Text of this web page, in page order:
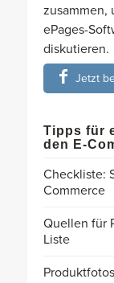
zusammen,
ePages-
diskutieren.
Jetzt
Tipps für
den E-
Checkliste:
Commerce
Quellen für
Liste